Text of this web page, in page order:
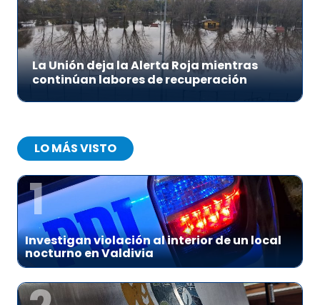
La Unión deja la Alerta Roja mientras
continúan labores de recuperación
LO MÁS VISTO
1
Investigan violación al interior de un local
nocturno en Valdivia